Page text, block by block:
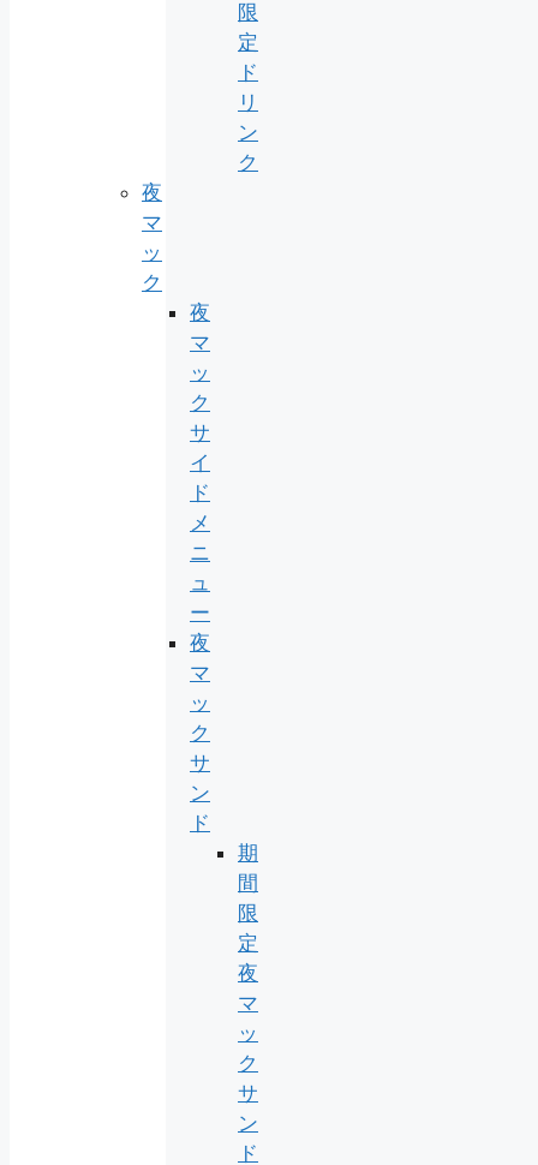
限
定
ド
リ
ン
ク
夜
マ
ッ
ク
夜
マ
ッ
ク
サ
イ
ド
メ
ニ
ュ
ー
夜
マ
ッ
ク
サ
ン
ド
期
間
限
定
夜
マ
ッ
ク
サ
ン
ド